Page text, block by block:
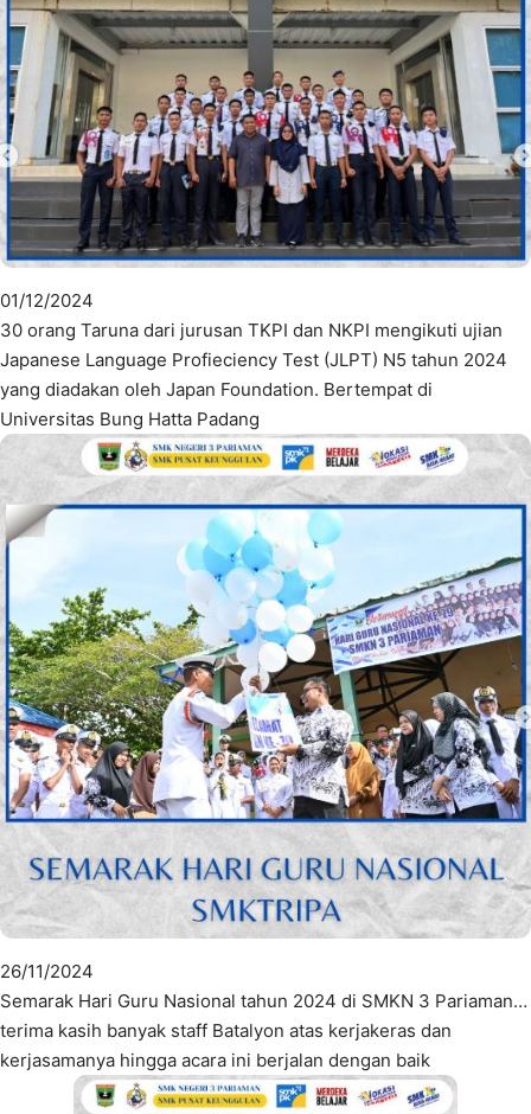
01/12/2024
30 orang Taruna dari jurusan TKPI dan NKPI mengikuti ujian
Japanese Language Profieciency Test (JLPT) N5 tahun 2024
yang diadakan oleh Japan Foundation. Bertempat di
Universitas Bung Hatta Padang
26/11/2024
Semarak Hari Guru Nasional tahun 2024 di SMKN 3 Pariaman…
terima kasih banyak staff Batalyon atas kerjakeras dan
kerjasamanya hingga acara ini berjalan dengan baik